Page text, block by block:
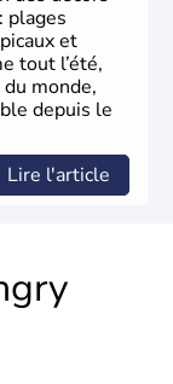
dès les années
fondées sur
son
de marquer
plages
et
tout l’été,
monde,
depuis le
Lire l'article